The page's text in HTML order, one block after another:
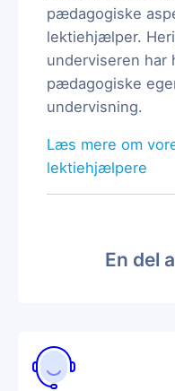
pædagogiske
lektiehjælper.
underviseren har
pædagogiske
undervisning.
Læs mere om
lektiehjælpere
En del